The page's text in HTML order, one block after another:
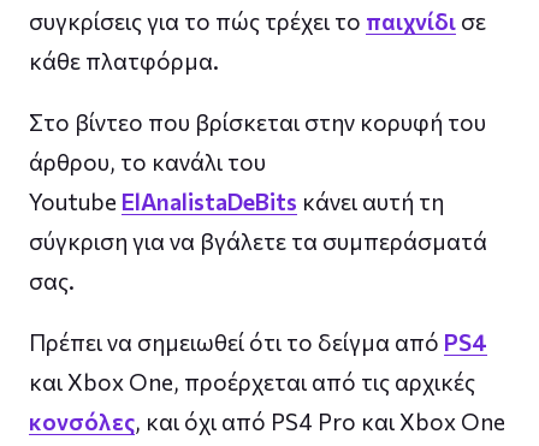
συγκρίσεις για το πώς τρέχει το παιχνίδι σε
κάθε πλατφόρμα.
Στο βίντεο που βρίσκεται στην κορυφή του
άρθρου, το κανάλι του
Youtube ElAnalistaDeBits κάνει αυτή τη
σύγκριση για να βγάλετε τα συμπεράσματά
σας.
Πρέπει να σημειωθεί ότι το δείγμα από PS4
και Xbox One, προέρχεται από τις αρχικές
κονσόλες, και όχι από PS4 Pro και Xbox One